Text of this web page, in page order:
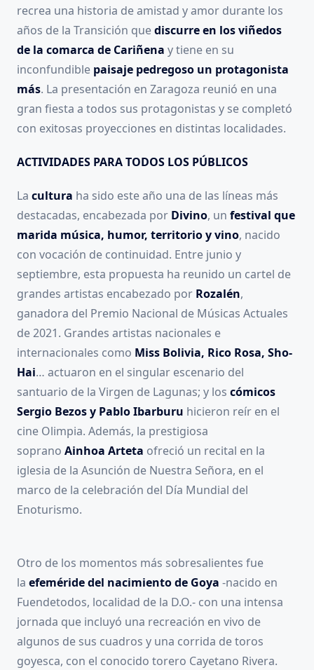
recrea una historia de amistad y amor durante los
años de la Transición quediscurre en los viñedos
de la comarca de Cariñena y tiene en su
inconfundible paisaje pedregoso un protagonista
más. La presentación en Zaragoza reunió en una
gran fiesta a todos sus protagonistas y se completó
con exitosas proyecciones en distintas localidades.
ACTIVIDADES PARA TODOS LOS PÚBLICOS
La cultura ha sido este año una de las líneas más
destacadas, encabezada por Divino, un festival que
marida música, humor, territorio y vino, nacido
con vocación de continuidad. Entre junio y
septiembre, esta propuesta ha reunido un cartel de
grandes artistas encabezado por Rozalén,
ganadora del Premio Nacional de Músicas Actuales
de 2021. Grandes artistas nacionales e
internacionales como Miss Bolivia, Rico Rosa, Sho-
Hai… actuaron en el singular escenario del
santuario de la Virgen de Lagunas; y los cómicos
Sergio Bezos y Pablo Ibarburu hicieron reír en el
cine Olimpia. Además, la prestigiosa
soprano Ainhoa Arteta ofreció un recital en la
iglesia de la Asunción de Nuestra Señora, en el
marco de la celebración del Día Mundial del
Enoturismo.
Otro de los momentos más sobresalientes fue
la efeméride del nacimiento de Goya -nacido en
Fuendetodos, localidad de la D.O.- con una intensa
jornada que incluyó una recreación en vivo de
algunos de sus cuadros y una corrida de toros
goyesca, con el conocido torero Cayetano Rivera.